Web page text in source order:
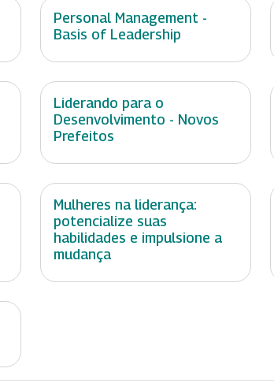
Personal Management -
Basis of Leadership
Liderando para o
Desenvolvimento - Novos
Prefeitos
Mulheres na liderança:
potencialize suas
habilidades e impulsione a
mudança